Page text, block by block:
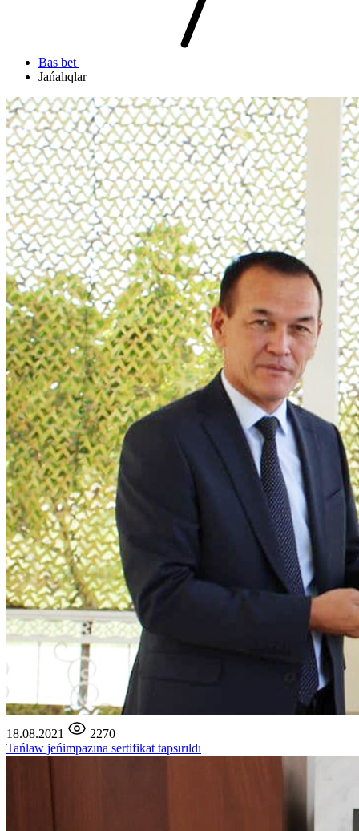
Bas bet
Jańalıqlar
18.08.2021
2270
Tańlaw jeńimpazına sertifikat tapsırıldı